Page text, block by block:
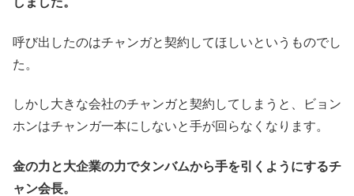
呼び出したのはチャンガと契約してほしいというものでし
た。
しかし大きな会社のチャンガと契約してしまうと、ビョン
ホンはチャンガ一本にしないと手が回らなくなります。
金の力と大企業の力でタンバムから手を引くようにするチ
ャン会長。